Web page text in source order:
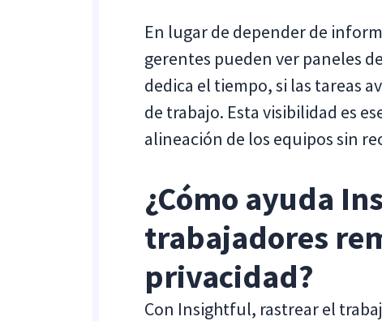
En lugar de depender de
gerentes pueden ver paneles
dedica el tiempo, si las tareas
de trabajo. Esta visibilidad es
alineación de los equipos sin
¿Cómo ayuda
trabajadores
privacidad?
Con Insightful, rastrear el